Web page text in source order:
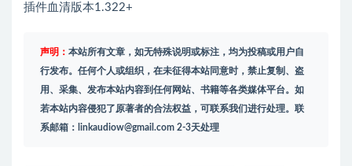
插件血清版本1.322+
声明： 本站所有文章，如无特殊说明或标注，均为投稿或用户自
行发布。任何个人或组织，在未征得本站同意时，禁止复制、盗
用、采集、发布本站内容到任何网站、书籍等各类媒体平台。如
若本站内容侵犯了原著者的合法权益，可联系我们进行处理。联
系邮箱： linkaudiow@gmail.com 2-3天处理